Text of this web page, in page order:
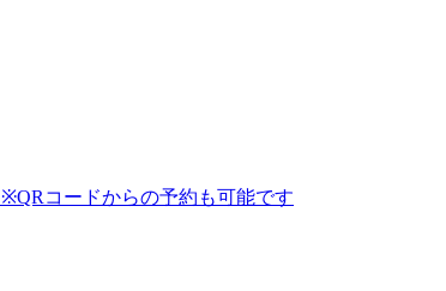
※QRコードからの予約も可能です